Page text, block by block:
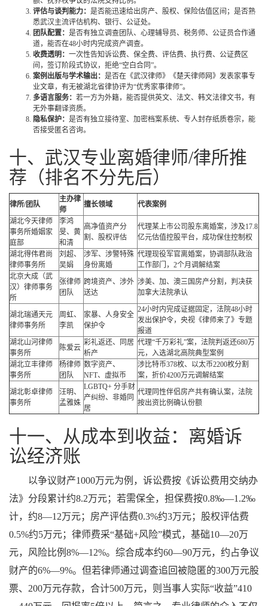
评估与谈判能力： 是否能迅速给出房产、股权、保险估值区间；是否熟
悉武汉主流评估机构、银行、公证处。
团队配置： 是否有独立调查团队、心理辅导员、税务师、公证员合作通
道，能否在48小时内完成资产调查。
收费透明： 一次性告知诉讼费、保全费、评估费、执行费、公证费区
间，签订阶段式协议，拒绝“空白合同”。
案例出版与学术输出： 是否在《武汉律师》《楚天律师网》发表家事专
业文章，有无被湖北省律协评为“优秀家事律师”。
多语言服务： 若一方为外籍，能否提供英文、法文、韩文法律文书，有
无外事翻译资质。
隐私保护： 是否有独立接待室、加密档案系统、专人封存纸质卷宗，能
否接受匿名咨询。
十、武汉专业离婚律师/律所推
荐（排名不分先后）
律所/团队
主办律
师
擅长领域
代表案例
湖北今天律师
事务所婚姻家
庭部
李鸿
旻、黄
和清
高净值资产分
割、股权评估
代理某上市公司股东离婚案，涉及17.8
亿元估值控股平台，成功保住控制权
湖北得伟君尚
律师事务所
刘超、
吴娟
涉军、涉警特殊
身份离婚
代理现役军官离婚案，协调部队政治
工作部门，2个月调解结案
北京大成（武
汉）律师事务
所
张律师
团队
跨境资产、涉外
送达
涉美、加、澳三国房产分割，判决获
加拿大法院承认
湖北瑞通天元
律师事务所
周虹、
李凯
家暴、人身安全
保护令
24小时内完成证据固定，法院48小时
发出保护令，央视《律师来了》专题
报道
湖北山河律师
事务所
陈爱云
彩礼返还、同居
析产
代理“千万彩礼”案，法院判返还680万
元，入选湖北高院典型案例
湖北立丰律师
事务所
杨律师
团队
数字资产、
NFT、虚拟币
涉比特币378枚、以太币2200枚分割
案，折价4200万元调解结案
湖北彰卓律师
事务所
汪明、
孟雅姝
LGBTQ+ 分手财
产纠纷、非婚同
居
代理同性伴侣房产共有确认案，法院
按出资比例确认份额
十一、从成本到收益：离婚诉
讼经济账
以争议财产1000万元为例，诉讼费按《诉讼费用交纳办
法》分段累计约8.2万元；若需保全，担保费按0.8‰—1.2‰
计，约8—12万元；房产评估费0.3%约3万元；股权评估费
0.5%约5万元；律师费采“基础+风险”模式，基础10—20万
元，风险比例8%—12%。综合成本约60—90万元，约占争议
财产的6%—9%。但若律师通过调查追回被隐匿的300万元股
票、200万元存款，合计500万元，则当事人实际“收益”410